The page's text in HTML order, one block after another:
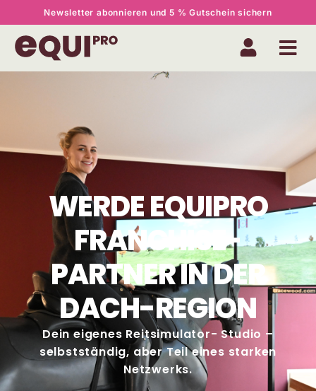
Newsletter abonnieren und 5 % Gutschein sichern
WERDE EQUIPRO
FRANCHISE-
PARTNER IN DER
DACH-REGION
Dein eigenes Reitsimulator- Studio –
selbstständig, aber Teil eines starken
Netzwerks.